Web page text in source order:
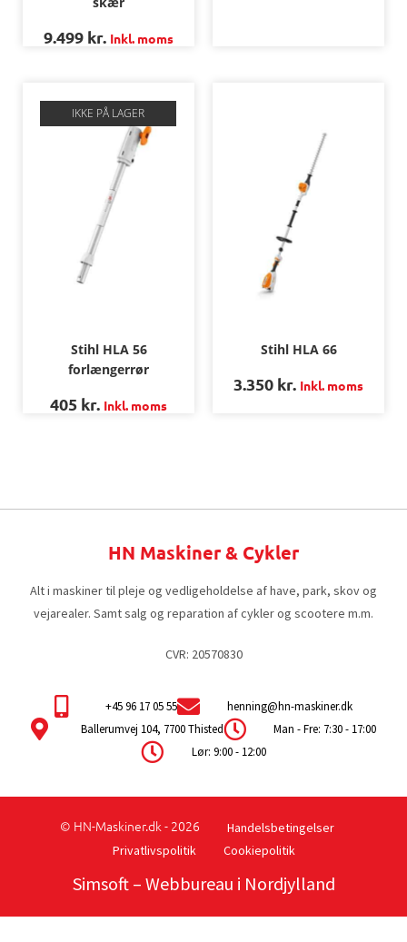
9.499 kr. Inkl. moms
IKKE PÅ LAGER
Stihl HLA 56
forlængerrør
405 kr. Inkl. moms
Stihl HLA 66
3.350 kr. Inkl. moms
HN Maskiner & Cykler
Alt i maskiner til pleje og vedligeholdelse af have, park, skov og
vejarealer. Samt salg og reparation af cykler og scootere m.m.
CVR: 20570830
+45 96 17 05 55
henning@hn-maskiner.dk
Ballerumvej 104, 7700 Thisted
Man - Fre: 7:30 - 17:00
Lør: 9:00 - 12:00
© HN-Maskiner.dk - 2026
Handelsbetingelser
Privatlivspolitik
Cookiepolitik
Simsoft– Webbureau i Nordjylland